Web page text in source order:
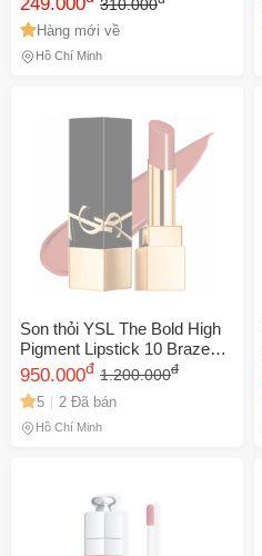
310.000
Hàng mới về
Hồ Chí Minh
Son thỏi YSL The Bold High
Pigment Lipstick 10 Brazen
Nude - Son Hồng Nude Sang
Trọng, Chất Lượng Cao, Phù
Hợp Mọi Tông Da
950.000đ 1.200.000đ
5 2 Đã bán
Hồ Chí Minh